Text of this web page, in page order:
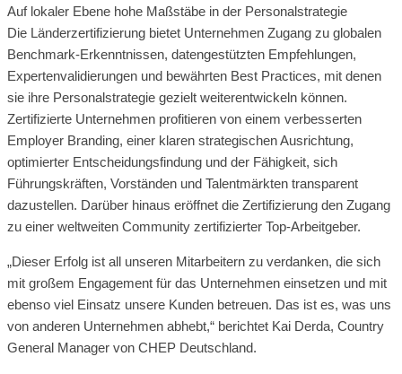
Auf lokaler Ebene hohe Maßstäbe in der Personalstrategie
Die Länderzertifizierung bietet Unternehmen Zugang zu globalen
Benchmark-Erkenntnissen, datengestützten Empfehlungen,
Expertenvalidierungen und bewährten Best Practices, mit denen
sie ihre Personalstrategie gezielt weiterentwickeln können.
Zertifizierte Unternehmen profitieren von einem verbesserten
Employer Branding, einer klaren strategischen Ausrichtung,
optimierter Entscheidungsfindung und der Fähigkeit, sich
Führungskräften, Vorständen und Talentmärkten transparent
dazustellen. Darüber hinaus eröffnet die Zertifizierung den Zugang
zu einer weltweiten Community zertifizierter Top-Arbeitgeber.
„Dieser Erfolg ist all unseren Mitarbeitern zu verdanken, die sich
mit großem Engagement für das Unternehmen einsetzen und mit
ebenso viel Einsatz unsere Kunden betreuen. Das ist es, was uns
von anderen Unternehmen abhebt,“ berichtet Kai Derda, Country
General Manager von CHEP Deutschland.